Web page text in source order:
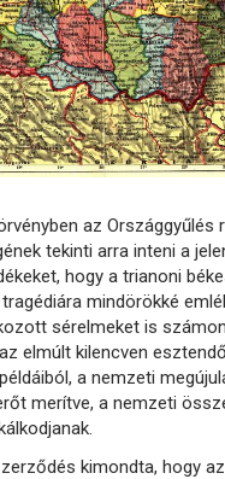
az Országgyűlés
tekinti arra inteni a
hogy a trianoni
mindörökké
sérelmeket is
elmúlt kilencven
a nemzeti
merítve, a nemzeti
kimondta, hogy